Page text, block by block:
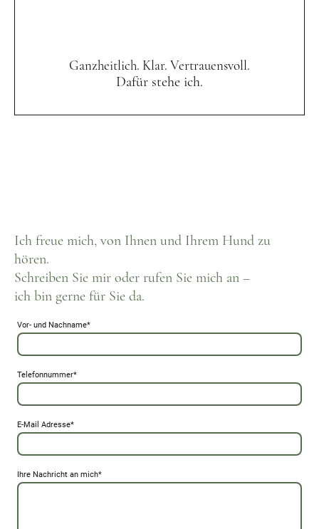
Ganzheitlich. Klar. Vertrauensvoll.
Dafür stehe ich.
Ich freue mich, von Ihnen und Ihrem Hund zu
hören.
Schreiben Sie mir oder rufen Sie mich an –
ich bin gerne für Sie da.
Vor- und Nachname*
Telefonnummer*
E-Mail Adresse*
Ihre Nachricht an mich*